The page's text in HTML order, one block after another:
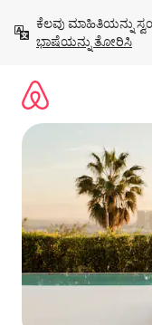
ಹೋಗಿ
ಕೆಲವು ಮಾಹಿತಿಯನ್ನು
ಭಾಷೆಯನ್ನು ತೋರಿಸಿ